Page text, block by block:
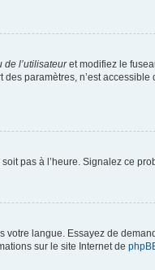
de l’utilisateuret modifiez le
paramètres, n’est accessible
pas à l’heure. Signalez ce
votre langue. Essayez de
sur le site Internet de